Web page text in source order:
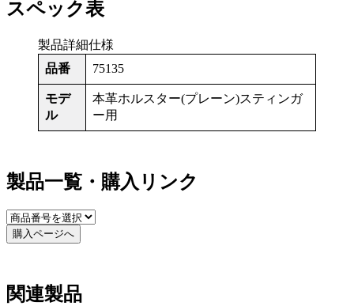
スペック表
製品詳細仕様
品番
75135
モデ
ル
本革ホルスター(プレーン)スティンガ
ー用
製品一覧・購入リンク
購入ページへ
関連製品